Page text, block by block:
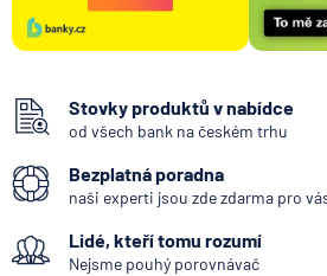
Stovky produktů v nabídce
od všech bank na českém trhu
Bezplatná poradna
naši experti jsou zde zdarma pro
Lidé, kteří tomu rozumí
Nejsme pouhý porovnávač